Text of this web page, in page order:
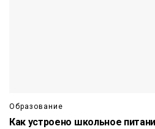
Образование
Как устроено школьное